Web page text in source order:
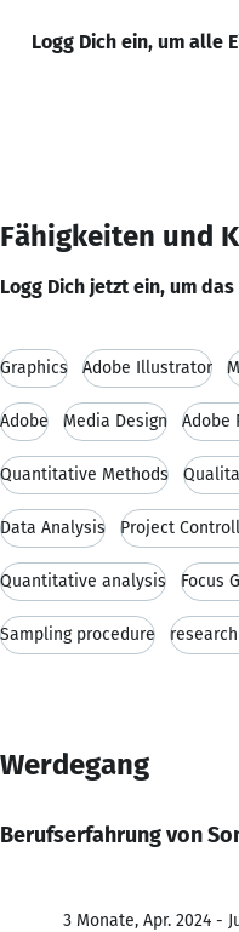
Logg Dich ein, um alle
Fähigkeiten und
Logg Dich jetzt ein, um
Graphics Adobe Illustrator
Adobe Media Design Adobe
Quantitative Methods
Data Analysis Project
Quantitative analysis Focus
Sampling procedure
Werdegang
Berufserfahrung von
3 Monate, Apr. 2024 -